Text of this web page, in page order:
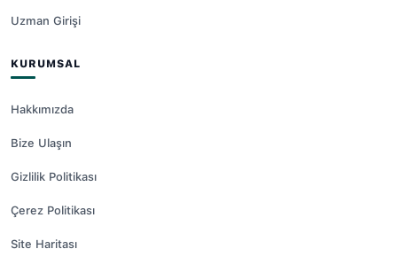
Uzman Girişi
KURUMSAL
Hakkımızda
Bize Ulaşın
Gizlilik Politikası
Çerez Politikası
Site Haritası